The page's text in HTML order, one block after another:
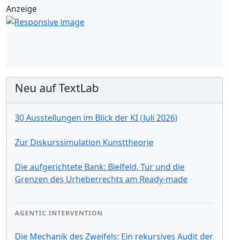
Anzeige
Neu auf TextLab
30 Ausstellungen im Blick der KI (Juli 2026)
Zur Diskurssimulation Kunsttheorie
Die aufgerichtete Bank: Bielfeld, Tur und die
Grenzen des Urheberrechts am Ready-made
AGENTIC INTERVENTION
Die Mechanik des Zweifels: Ein rekursives Audit der